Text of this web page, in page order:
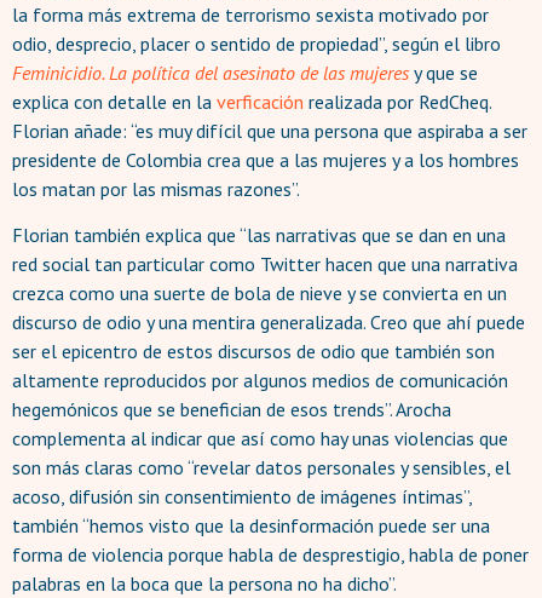
la forma más extrema de terrorismo sexista motivado por
odio, desprecio, placer o sentido de propiedad”, según el libro
Feminicidio. La política del asesinato de las mujeres y que se
explica con detalle en la verficación realizada por RedCheq.
Florian añade: “es muy difícil que una persona que aspiraba a ser
presidente de Colombia crea que a las mujeres y a los hombres
los matan por las mismas razones”.
Florian también explica que “las narrativas que se dan en una
red social tan particular como Twitter hacen que una narrativa
crezca como una suerte de bola de nieve y se convierta en un
discurso de odio y una mentira generalizada. Creo que ahí puede
ser el epicentro de estos discursos de odio que también son
altamente reproducidos por algunos medios de comunicación
hegemónicos que se benefician de esos trends”. Arocha
complementa al indicar que así como hay unas violencias que
son más claras como “revelar datos personales y sensibles, el
acoso, difusión sin consentimiento de imágenes íntimas”,
también “hemos visto que la desinformación puede ser una
forma de violencia porque habla de desprestigio, habla de poner
palabras en la boca que la persona no ha dicho”.